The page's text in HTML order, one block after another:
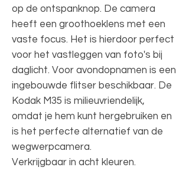
op de ontspanknop. De camera
heeft een groothoeklens met een
vaste focus. Het is hierdoor perfect
voor het vastleggen van foto's bij
daglicht. Voor avondopnamen is een
ingebouwde flitser beschikbaar. De
Kodak M35 is milieuvriendelijk,
omdat je hem kunt hergebruiken en
is het perfecte alternatief van de
wegwerpcamera.
Verkrijgbaar in acht kleuren.